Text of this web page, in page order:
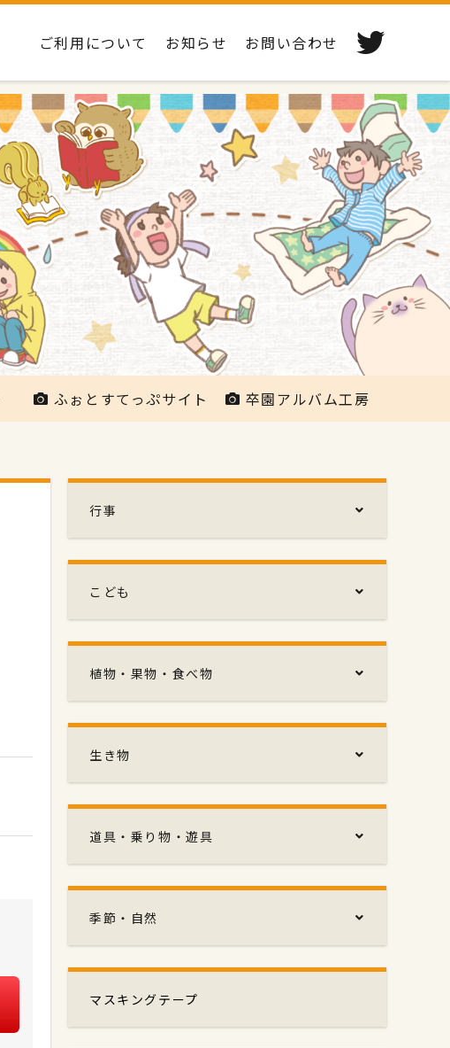
ご利用について お知らせ お問い合わせ
ふぉとすてっぷサイト 卒園アルバム工房
行事
こども
植物・果物・食べ物
生き物
道具・乗り物・遊具
季節・自然
マスキングテープ